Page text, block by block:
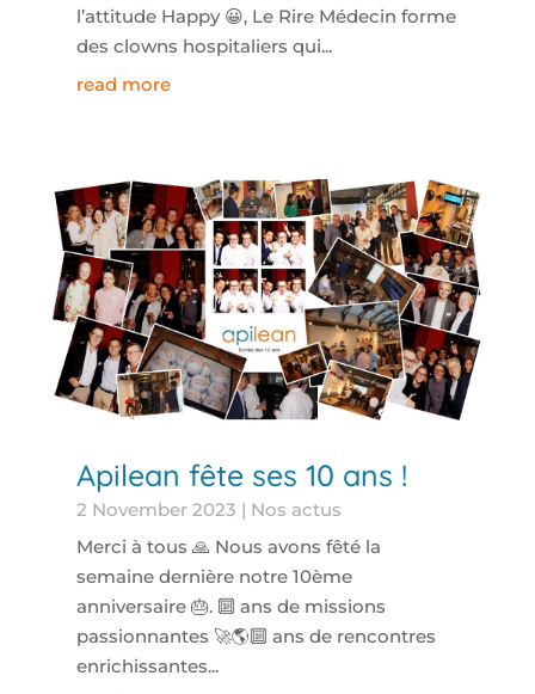
l’attitude Happy 😀, Le Rire Médecin forme
des clowns hospitaliers qui...
read more
Apilean fête ses 10 ans !
2 November 2023 | Nos actus
Merci à tous 🙏 Nous avons fêté la
semaine dernière notre 10ème
anniversaire 🎂. 🔟 ans de missions
passionnantes 🚀🌎🔟 ans de rencontres
enrichissantes...